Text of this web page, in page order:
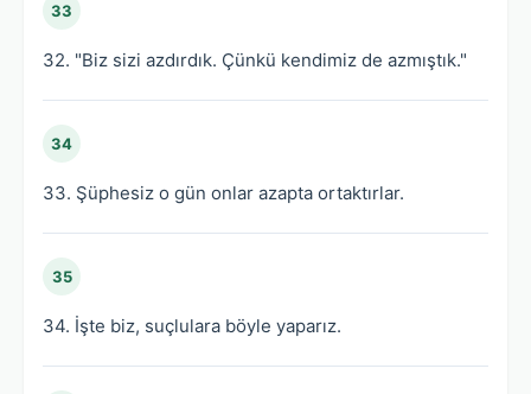
33
32. "Biz sizi azdırdık. Çünkü kendimiz de azmıştık."
34
33. Şüphesiz o gün onlar azapta ortaktırlar.
35
34. İşte biz, suçlulara böyle yaparız.